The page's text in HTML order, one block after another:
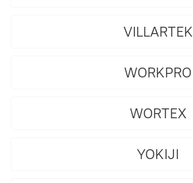
VILLARTEK
WORKPRO
WORTEX
YOKIJI